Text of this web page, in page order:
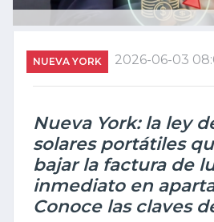
NUEVA YORK 2026-06-03
Nueva York: la ley
solares portátiles
bajar la factura de
inmediato en
Conoce las claves